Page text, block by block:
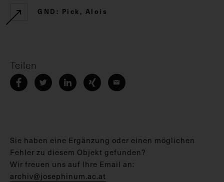
GND: Pick, Alois
Teilen
Sie haben eine Ergänzung oder einen möglichen
Fehler zu diesem Objekt gefunden?
Wir freuen uns auf Ihre Email an:
archiv@josephinum.ac.at